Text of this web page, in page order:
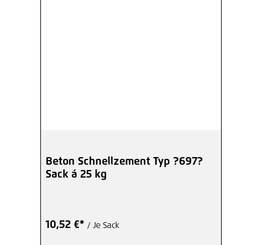
Beton Schnellzement Typ ?697?
Sack á 25 kg
10,52 €* / Je Sack